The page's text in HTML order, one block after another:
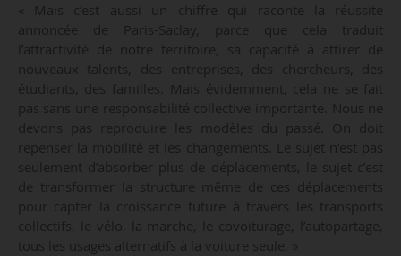
« Mais c’est aussi un chiffre qui raconte la réussite
annoncée de Paris-Saclay, parce que cela traduit
l’attractivité de notre territoire, sa capacité à attirer de
nouveaux talents, des entreprises, des chercheurs, des
étudiants, des familles. Mais évidemment, cela ne se fait
pas sans une responsabilité collective importante. Nous ne
devons pas reproduire les modèles du passé. On doit
repenser la mobilité et les changements. Le sujet n’est pas
seulement d’absorber plus de déplacements, le sujet c’est
de transformer la structure même de ces déplacements
pour capter la croissance future à travers les transports
collectifs, le vélo, la marche, le covoiturage, l’autopartage,
tous les usages alternatifs à la voiture seule. »